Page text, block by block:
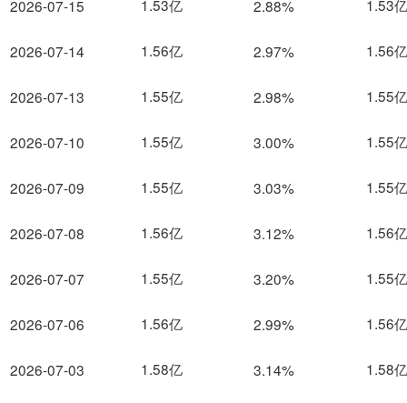
2026-07-15
2026-07-14
2026-07-13
2026-07-10
2026-07-09
2026-07-08
2026-07-07
2026-07-06
2026-07-03
1.53亿 2.88% 1.53亿
1.56亿 2.97% 1.56亿
1.55亿 2.98% 1.55亿
1.55亿 3.00% 1.55亿
1.55亿 3.03% 1.55亿
1.56亿 3.12% 1.56亿
1.55亿 3.20% 1.55亿
1.56亿 2.99% 1.56亿
1.58亿 3.14% 1.58亿